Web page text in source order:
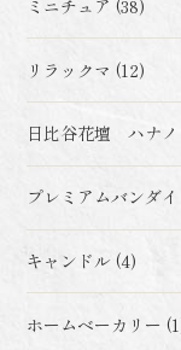
ミニチュア (38)
リラックマ (12)
日比谷花壇 ハナノ
プレミアムバンダ
キャンドル (4)
ホームベーカリー